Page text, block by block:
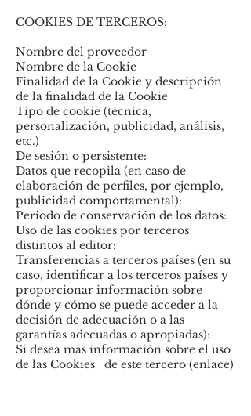
COOKIES DE TERCEROS:
Nombre del proveedor
Nombre de la Cookie
Finalidad de la Cookie y descripción
de la finalidad de la Cookie
Tipo de cookie (técnica,
personalización, publicidad, análisis,
etc.)
De sesión o persistente:
Datos que recopila (en caso de
elaboración de perfiles, por ejemplo,
publicidad comportamental):
Periodo de conservación de los datos:
Uso de las cookies por terceros
distintos al editor:
Transferencias a terceros países (en su
caso, identificar a los terceros países y
proporcionar información sobre
dónde y cómo se puede acceder a la
decisión de adecuación o a las
garantías adecuadas o apropiadas):
Si desea más información sobre el uso
de las Cookies de este tercero (enlace)